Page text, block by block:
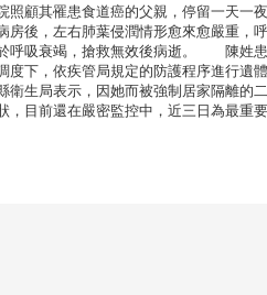
顧其罹患食道癌的父親，停留一天一
，左右肺葉侵潤情形愈來愈嚴重，
呼吸衰竭，搶救無效後病逝。 陳姓
下，依疾管局規定的防護程序進行遺
局表示，因她而被強制居家隔離的
目前還在嚴密監控中，近三日為最重要